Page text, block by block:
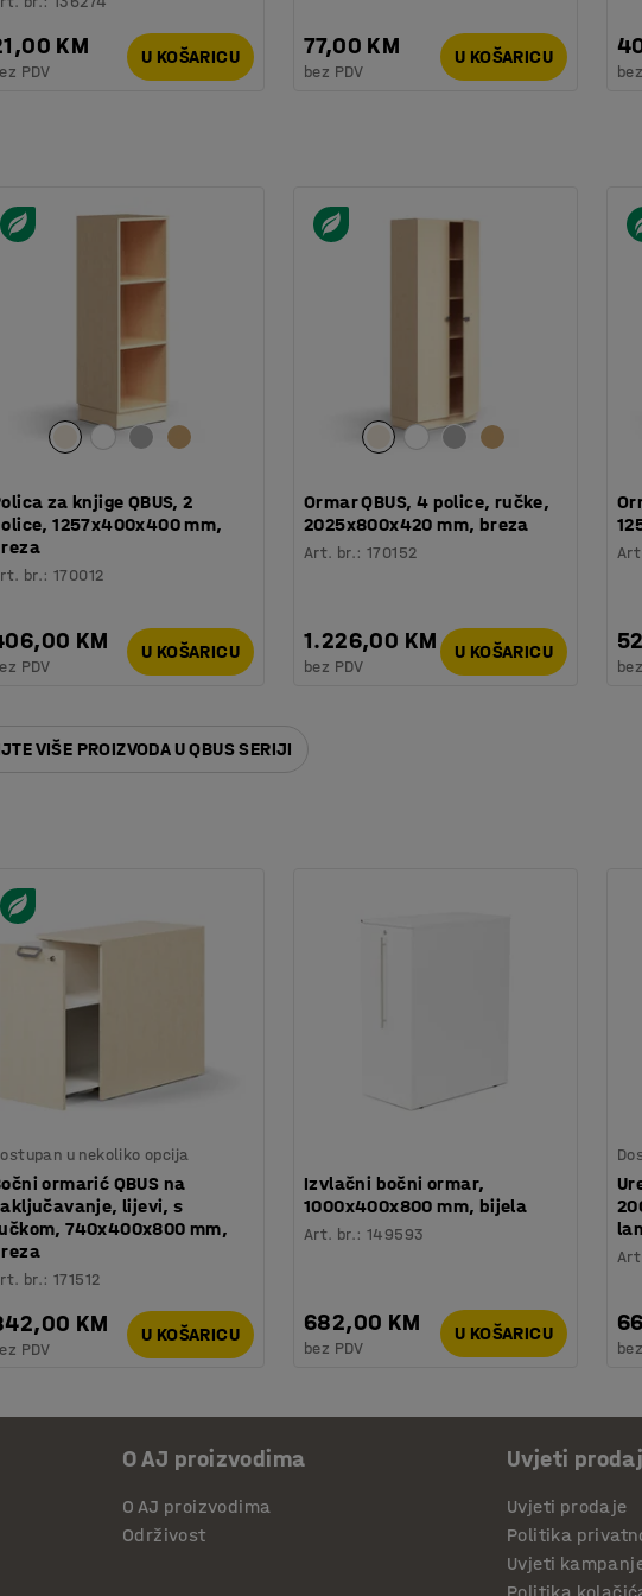
KM
PDV
U KOŠARICU 77,00 KM
bez PDV
U KOŠARICU
za knjige QBUS, 2
1257x400x400 mm,
br.:170012
KM
PDV
U KOŠARICU
Ormar QBUS, 4 police, ručke,
2025x800x420 mm, breza
Art. br.:170152
1.226,00 KM
bez PDV
U KOŠARICU
VIŠE PROIZVODA U QBUS SERIJI
u nekoliko opcija
ormarić QBUS na
lijevi, s
740x400x800 mm,
br.:171512
KM
PDV
U KOŠARICU
Izvlačni bočni ormar,
1000x400x800 mm, bijela
Art. br.:149593
682,00 KM
bez PDV
U KOŠARICU
O AJ proizvodima
O AJ proizvodima
Održivost
Uvjeti
Uvjeti prodaje
Politika
Uvjeti